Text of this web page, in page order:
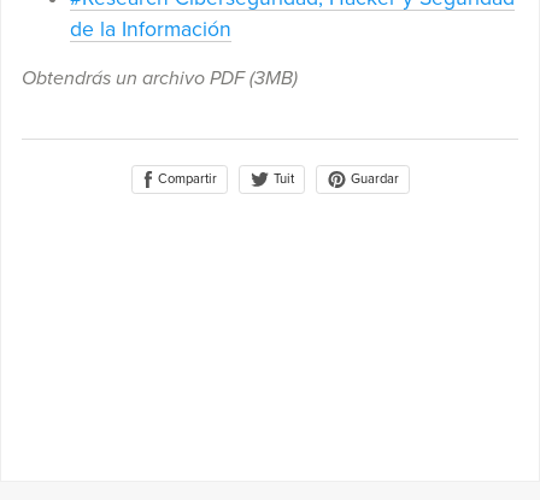
de la Información
Obtendrás un archivo PDF(3MB)
Compartir Tuit Guardar